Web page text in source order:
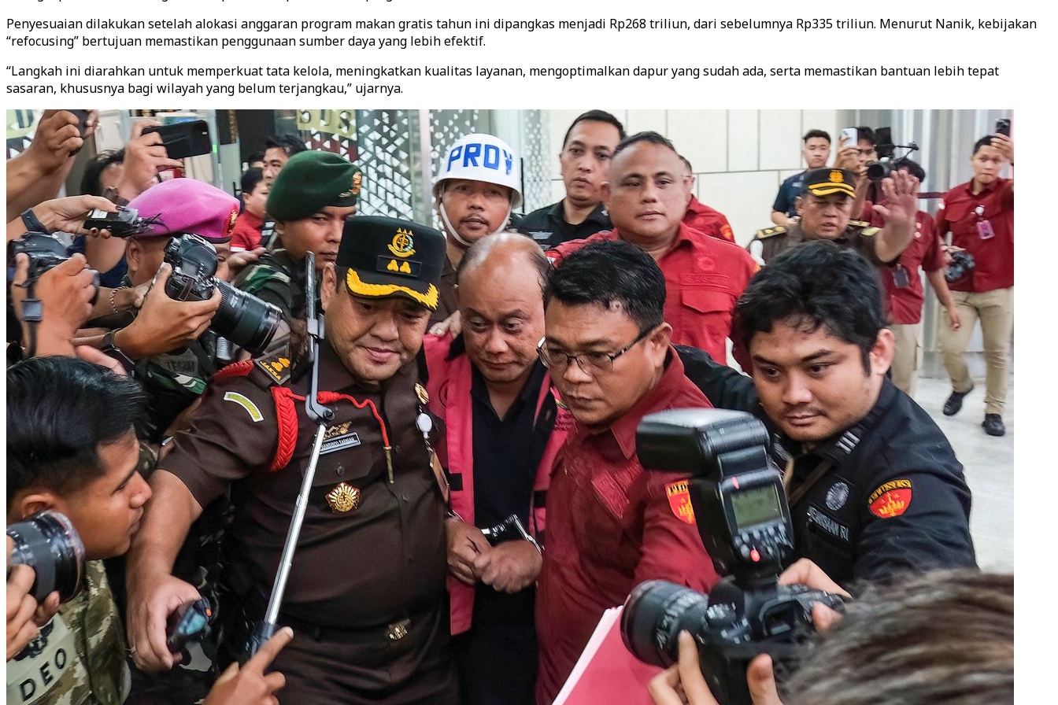
Penyesuaian dilakukan setelah alokasi anggaran program makan gratis tahun ini dipangkas menjadi Rp268 triliun, dari sebelumnya Rp335 triliun. Menurut Nanik, kebijakan
“refocusing” bertujuan memastikan penggunaan sumber daya yang lebih efektif.
“Langkah ini diarahkan untuk memperkuat tata kelola, meningkatkan kualitas layanan, mengoptimalkan dapur yang sudah ada, serta memastikan bantuan lebih tepat
sasaran, khususnya bagi wilayah yang belum terjangkau,” ujarnya.